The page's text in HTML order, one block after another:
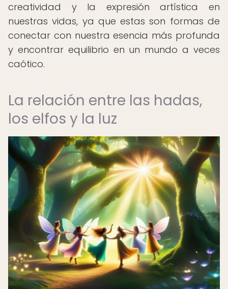
creatividad y la expresión artística en
nuestras vidas, ya que estas son formas de
conectar con nuestra esencia más profunda
y encontrar equilibrio en un mundo a veces
caótico.
La relación entre las hadas,
los elfos y la luz